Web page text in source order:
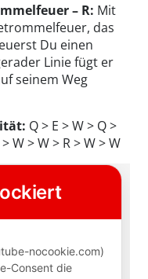
– R: Mit
das
Du einen
Linie fügt er
seinem Weg
Q > E > W > Q >
W > W > R > W > W